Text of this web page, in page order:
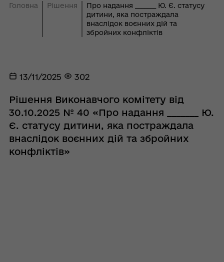
Головна Рішення
Про надання _______ Ю. Є. статусу
дитини, яка постраждала
внаслідок воєнних дій та
збройних конфліктів
13/11/2025 302
Рішення Виконавчого комітету від
30.10.2025 № 40 «Про надання _______ Ю.
Є. статусу дитини, яка постраждала
внаслідок воєнних дій та збройних
конфліктів»